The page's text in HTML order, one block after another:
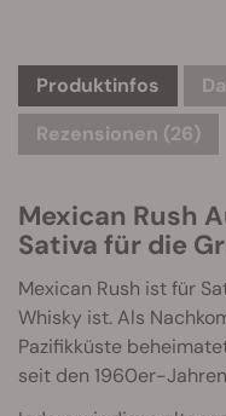
Produktinfos
Rezensionen (26)
Mexican Rush
Sativa für die
Mexican Rush ist für
Whisky ist. Als
Pazifikküste
seit den 1960er-